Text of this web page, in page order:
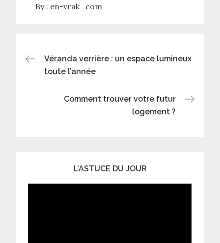
By : en-vrak_com
Navigation
Véranda verrière : un espace lumineux
toute l’année
Comment trouver votre futur
logement ?
L’ASTUCE DU JOUR